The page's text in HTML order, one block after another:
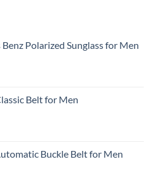
Polarized Sunglass for Men
Belt for Men
Buckle Belt for Men